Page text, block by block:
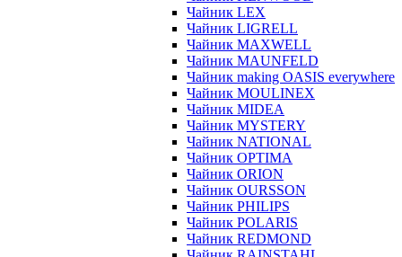
Чайник LEX
Чайник LIGRELL
Чайник MAXWELL
Чайник MAUNFELD
Чайник making OASIS everywhere
Чайник MOULINEX
Чайник MIDEA
Чайник MYSTERY
Чайник NATIONAL
Чайник OPTIMA
Чайник ORION
Чайник OURSSON
Чайник PHILIPS
Чайник POLARIS
Чайник REDMOND